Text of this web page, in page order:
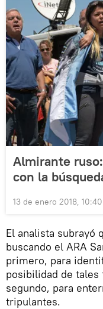
Almirante
con la
13 de enero 2018,
El analista subrayó
buscando el ARA
primero, para
posibilidad de
segundo, para
tripulantes.